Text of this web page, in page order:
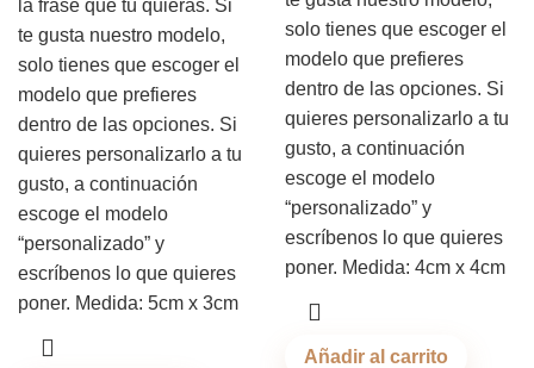
la frase que tú quieras. Si
te gusta nuestro modelo,
solo tienes que escoger el
modelo que prefieres
dentro de las opciones. Si
quieres personalizarlo a tu
gusto, a continuación
escoge el modelo
“personalizado” y
escríbenos lo que quieres
poner. Medida: 5cm x 3cm
solo tienes que escoger el
modelo que prefieres
dentro de las opciones. Si
quieres personalizarlo a tu
gusto, a continuación
escoge el modelo
“personalizado” y
escríbenos lo que quieres
poner. Medida: 4cm x 4cm
Añadir al carrito